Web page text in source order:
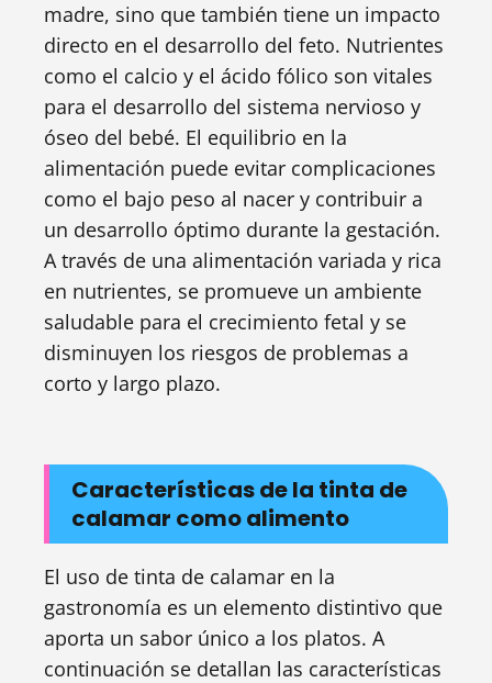
madre, sino que también tiene un impacto
directo en el desarrollo del feto. Nutrientes
como el calcio y el ácido fólico son vitales
para el desarrollo del sistema nervioso y
óseo del bebé. El equilibrio en la
alimentación puede evitar complicaciones
como el bajo peso al nacer y contribuir a
un desarrollo óptimo durante la gestación.
A través de una alimentación variada y rica
en nutrientes, se promueve un ambiente
saludable para el crecimiento fetal y se
disminuyen los riesgos de problemas a
corto y largo plazo.
Características de la tinta de
calamar como alimento
El uso de tinta de calamar en la
gastronomía es un elemento distintivo que
aporta un sabor único a los platos. A
continuación se detallan las características